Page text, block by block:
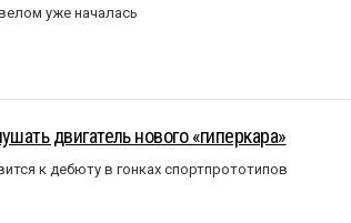
уже началась
двигатель нового «гиперкара»
к дебюту в гонках спортпрототипов